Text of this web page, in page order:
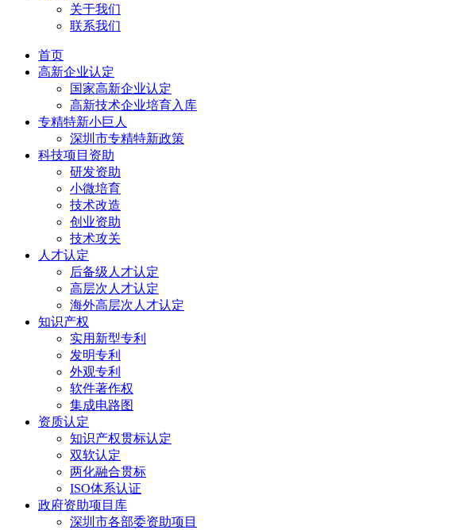
关于我们
联系我们
首页
高新企业认定
国家高新企业认定
高新技术企业培育入库
专精特新小巨人
深圳市专精特新政策
科技项目资助
研发资助
小微培育
技术改造
创业资助
技术攻关
人才认定
后备级人才认定
高层次人才认定
海外高层次人才认定
知识产权
实用新型专利
发明专利
外观专利
软件著作权
集成电路图
资质认定
知识产权贯标认定
双软认定
两化融合贯标
ISO体系认证
政府资助项目库
深圳市各部委资助项目